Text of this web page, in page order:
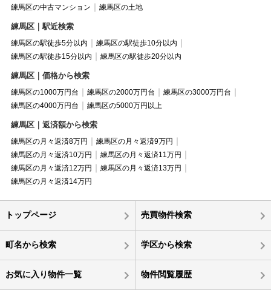
練馬区の中古マンション
練馬区の土地
練馬区｜駅近検索
練馬区の駅徒歩5分以内
練馬区の駅徒歩10分以内
練馬区の駅徒歩15分以内
練馬区の駅徒歩20分以内
練馬区｜価格から検索
練馬区の1000万円台 練馬区の2000万円台
練馬区の3000万円台
練馬区の4000万円台
練馬区の5000万円以上
練馬区｜返済額から検索
練馬区の月々返済8万円
練馬区の月々返済9万円
練馬区の月々返済10万円
練馬区の月々返済11万円
練馬区の月々返済12万円
練馬区の月々返済13万円
練馬区の月々返済14万円
トップページ 売買物件検索
町名から検索 学区から検索
お気に入り物件一覧 物件閲覧履歴